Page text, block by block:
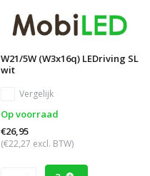
W21/5W (W3x16q) LEDriving SL
wit
Vergelijk
Op voorraad
€26,95
(€22,27 excl. BTW)